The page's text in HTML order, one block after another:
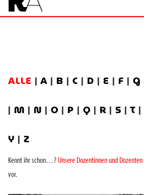
ALLE | A | B | C | D | E | F | G
| M | N | O | P | Q | R | S | T |
Y | Z
Kennt ihr schon…? Unsere Dozentinnen und
vor.